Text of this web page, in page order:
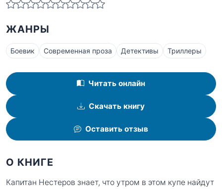
ЖАНРЫ
Боевик Современная проза Детективы Триллеры
Читать онлайн
Скачать книгу
Оставить отзыв
О КНИГЕ
Капитан Нестеров знает, что утром в этом купе найдут